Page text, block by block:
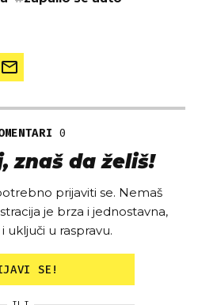
0
znaš da želiš!
prijaviti se. Nemaš
je brza i jednostavna,
uključi u raspravu.
SE!